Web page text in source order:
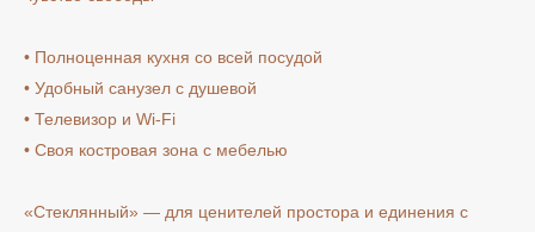
• Полноценная кухня со всей посудой
• Удобный санузел с душевой
• Телевизор и Wi-Fi
• Своя костровая зона с мебелью
«Стеклянный» — для ценителей простора и единения с